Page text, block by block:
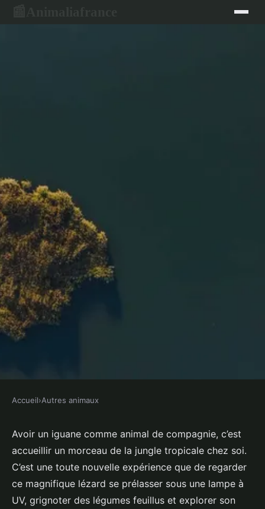
Quels légumes feuillus verts sont
à privilégier pour un iguane
bleu?
Tiago•28 avril 2024 •5 min de lecture
Accueil›Autres animaux
Avoir un iguane comme animal de compagnie, c’est
accueillir un morceau de la jungle tropicale chez soi.
C’est une toute nouvelle expérience que de regarder
ce magnifique lézard se prélasser sous une lampe à
UV, grignoter des légumes feuillus et explorer son